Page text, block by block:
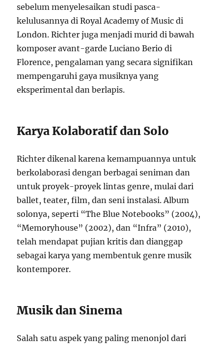
sebelum menyelesaikan studi pasca-
kelulusannya di Royal Academy of Music di
London. Richter juga menjadi murid di bawah
komposer avant-garde Luciano Berio di
Florence, pengalaman yang secara signifikan
mempengaruhi gaya musiknya yang
eksperimental dan berlapis.
Karya Kolaboratif dan Solo
Richter dikenal karena kemampuannya untuk
berkolaborasi dengan berbagai seniman dan
untuk proyek-proyek lintas genre, mulai dari
ballet, teater, film, dan seni instalasi. Album
solonya, seperti “The Blue Notebooks” (2004),
“Memoryhouse” (2002), dan “Infra” (2010),
telah mendapat pujian kritis dan dianggap
sebagai karya yang membentuk genre musik
kontemporer.
Musik dan Sinema
Salah satu aspek yang paling menonjol dari